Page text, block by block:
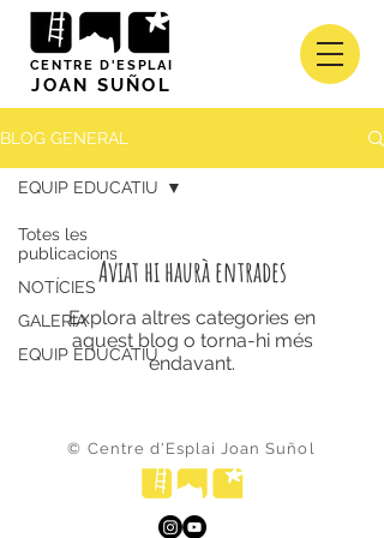
CENTRE D'ESPLAI
JOAN SUÑOL
BLOG GENERAL
Totes les
publicacions
NOTÍCIES
GALERIA
EQUIP EDUCATIU
EQUIP EDUCATIU
Aviat hi haurà entrades
Explora altres categories en
aquest blog o torna-hi més
endavant.
© Centre d'Esplai Joan Suñol